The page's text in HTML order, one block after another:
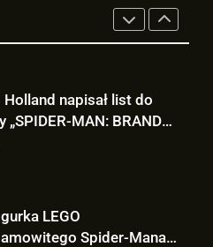
Spider-Mana
warta tysiące dolarów!
Ryan Reynoldsa w
DOOMSDAY”!
jako nowy Scott
Holland napisał list do
„SPIDER-MAN: BRAND
DAY” i… potwierdził swój
LEGO
Spider-Mana